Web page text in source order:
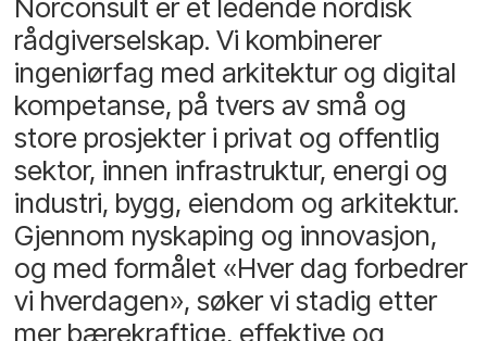
Norconsult er et ledende nordisk
rådgiverselskap. Vi kombinerer
ingeniørfag med arkitektur og digital
kompetanse, på tvers av små og
store prosjekter i privat og offentlig
sektor, innen infrastruktur, energi og
industri, bygg, eiendom og arkitektur.
Gjennom nyskaping og innovasjon,
og med formålet «Hver dag forbedrer
vi hverdagen», søker vi stadig etter
mer bærekraftige, effektive og